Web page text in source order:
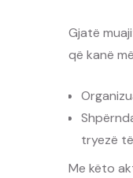
Gjatë
që kanë
tryezë
Me këto